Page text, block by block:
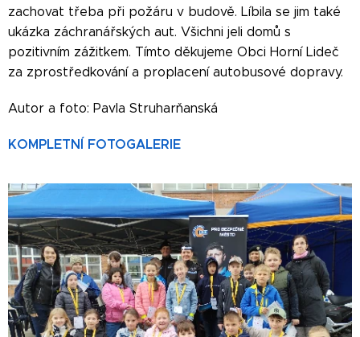
zachovat třeba při požáru v budově. Líbila se jim také
ukázka záchranářských aut. Všichni jeli domů s
pozitivním zážitkem. Tímto děkujeme Obci Horní Lideč
za zprostředkování a proplacení autobusové dopravy.
Autor a foto: Pavla Struharňanská
KOMPLETNÍ FOTOGALERIE